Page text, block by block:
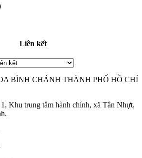
Liên kết
BÌNH CHÁNH THÀNH PHỐ HỒ CHÍ
Khu trung tâm hành chính, xã Tân Nhựt,